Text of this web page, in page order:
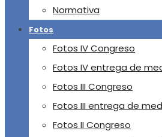
Normativa
Fotos
Fotos IV Congreso
Fotos IV entrega de
Fotos III Congreso
Fotos III entrega de
Fotos II Congreso